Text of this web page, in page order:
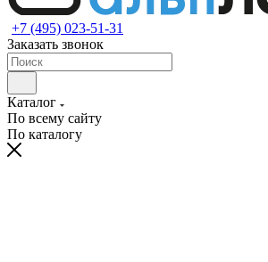
+7 (495) 023-51-31
Заказать звонок
Каталог
По всему сайту
По каталогу